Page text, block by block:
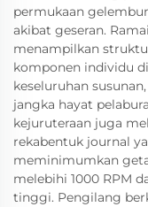
permukaan
akibat geseran.
menampilkan
komponen individu
keseluruhan
jangka hayat
kejuruteraan juga
rekabentuk journal
meminimumkan
melebihi 1000 RPM
tinggi. Pengilang